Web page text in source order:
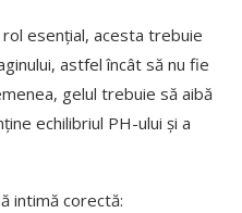
esențial, acesta trebuie
astfel încât să nu fie
gelul trebuie să aibă
echilibriul PH-ului și a
intimă corectă: